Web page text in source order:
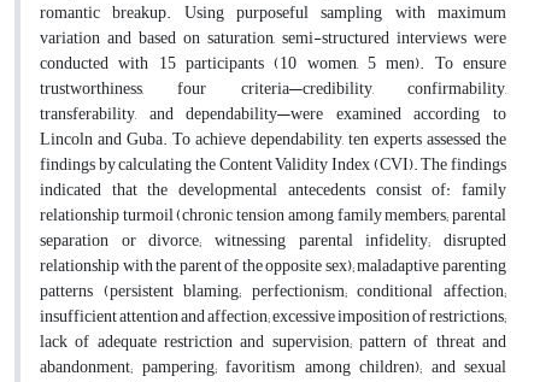
romantic breakup. Using purposeful sampling with maximum
variation and based on saturation, semi-structured interviews were
conducted with 15 participants (10 women, 5 men). To ensure
trustworthiness, four criteria—credibility, confirmability,
transferability, and dependability—were examined according to
Lincoln and Guba. To achieve dependability, ten experts assessed the
findings by calculating the Content Validity Index (CVI). The findings
indicated that the developmental antecedents consist of: family
relationship turmoil (chronic tension among family members; parental
separation or divorce; witnessing parental infidelity; disrupted
relationship with the parent of the opposite sex); maladaptive parenting
patterns (persistent blaming; perfectionism; conditional affection;
insufficient attention and affection; excessive imposition of restrictions;
lack of adequate restriction and supervision; pattern of threat and
abandonment; pampering; favoritism among children); and sexual